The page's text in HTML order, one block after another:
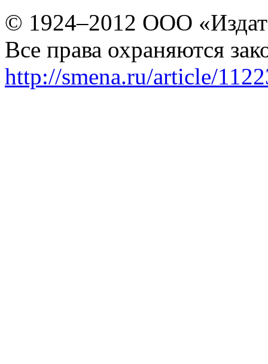
© 1924–2012 ООО
Все права охраняются
http://smena.ru/article/